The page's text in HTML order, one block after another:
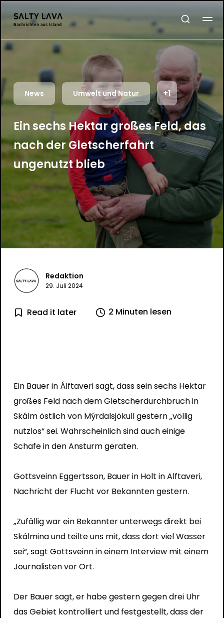
News Umwelt und Natur +1
Ein sechs Hektar großes Feld, das
nach der Gletscherfahrt
ungenutzt blieb
Redaktion
29. Juli 2024
Read it later 2 Minuten lesen
Ein Bauer in Álftaveri sagt, dass sein sechs Hektar
großes Feld nach dem Gletscherdurchbruch in
Skálm östlich von Mýrdalsjökull gestern „völlig
nutzlos“ sei. Wahrscheinlich sind auch einige
Schafe in den Ansturm geraten.
Gottsveinn Eggertsson, Bauer in Holt in Alftaveri,
Nachricht der Flucht vor Bekannten gestern.
„Zufällig war ein Bekannter unterwegs direkt bei
Skálmina und teilte uns mit, dass dort viel Wasser
sei“, sagt Gottsveinn in einem Interview mit einem
Journalisten vor Ort.
Der Bauer sagt, er habe gestern gegen drei Uhr
das Gebiet kontrolliert und festgestellt, dass der